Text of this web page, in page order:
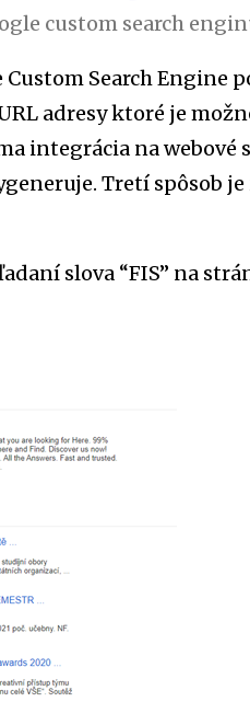
custom search
Search Engine
adresy ktoré je
integrácia na webové
Tretí spôsob je
slova “FIS” na